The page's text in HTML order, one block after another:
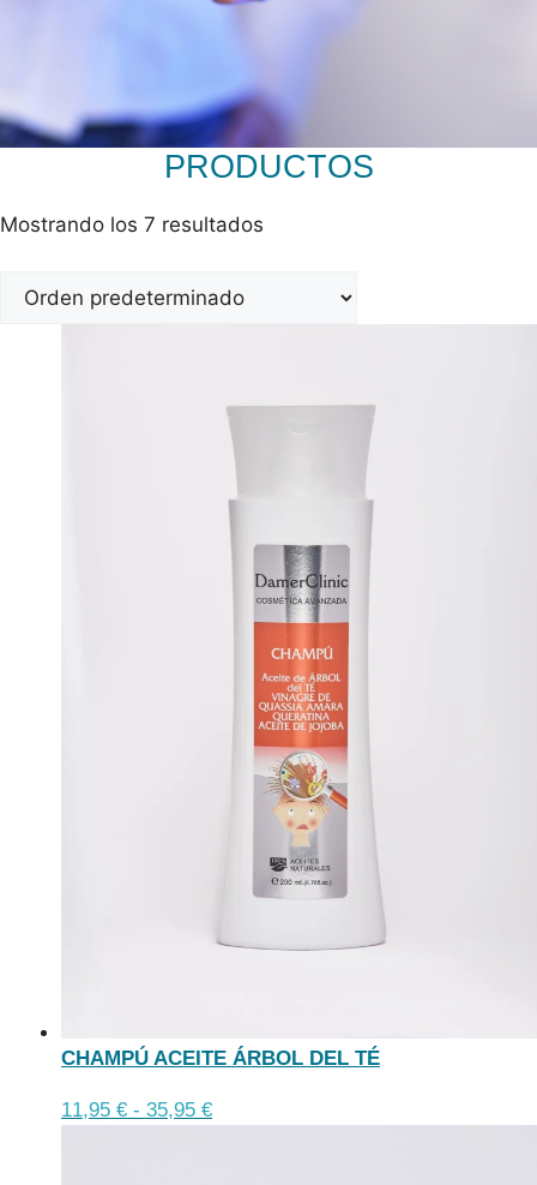
PRODUCTOS
Mostrando los 7 resultados
CHAMPÚ ACEITE ÁRBOL DEL TÉ
11,95 € - 35,95 €Rango
Este